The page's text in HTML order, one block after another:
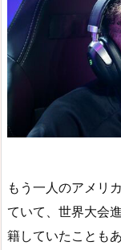
もう一人のアメリ
ていて、世界大会
籍していたことも